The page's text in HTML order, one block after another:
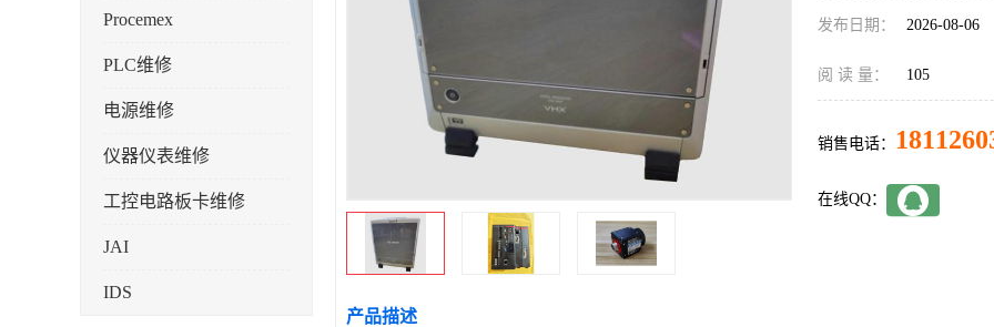
Procemex
PLC维修
电源维修
仪器仪表维修
工控电路板卡维修
JAI
IDS
发布日期： 2026-08-06
阅 读 量： 105
销售电话：
在线QQ：
产品描述